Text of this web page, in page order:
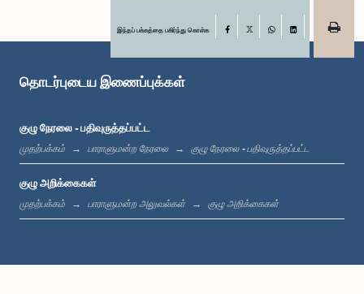
கௌரவ நாலக பண்டார கோட்டேகொட, பா.உ.
உறுப்பினர்
இந்தப் பக்கத்தை பகிர்ந்து கொள்க Facebook
LinkedIn
தொடர்புடைய இணைப்புக்கள்
குழு நேரலை - பதிவுருத்தப்பட்ட
முதற்பக்கம் பாராளுமன்ற நேரலை குழு நேரலை - பதிவுருத்தப்பட்ட
குழு அறிக்கைகள்
முதற்பக்கம் பாராளுமன்ற அலுவல்கள் குழு அறிக்கைகள்